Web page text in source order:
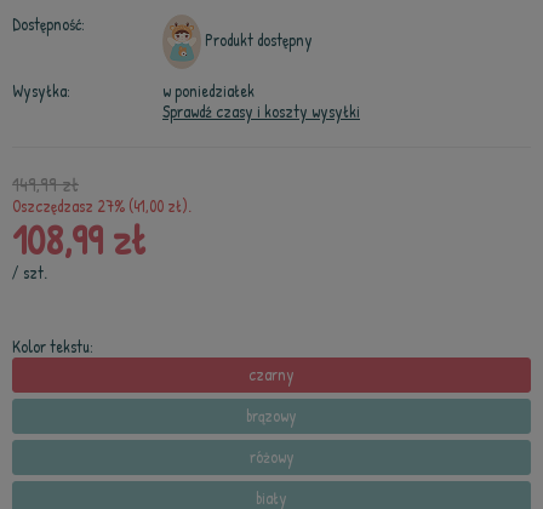
Dostępność:
Produkt dostępny
Wysyłka:
w poniedziałek
Sprawdź czasy i koszty wysyłki
149,99 zł
Oszczędzasz 27% (41,00 zł).
108,99 zł
/ szt.
Kolor tekstu:
czarny
brązowy
różowy
biały